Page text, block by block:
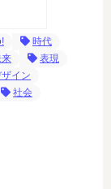
時代
表現
イン
社会